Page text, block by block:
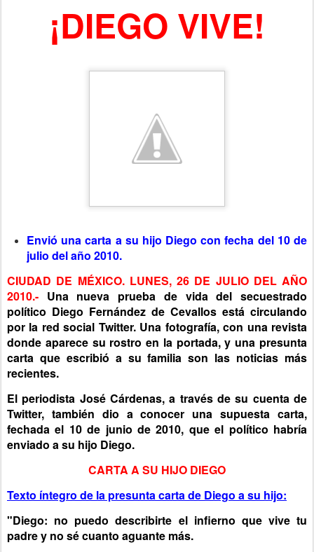
¡DIEGO VIVE!
Envió una carta a su hijo Diego con fecha del 10 de
julio del año 2010.
CIUDAD DE MÉXICO. LUNES, 26 DE JULIO DEL AÑO
2010.- Una nueva prueba de vida del secuestrado
político Diego Fernández de Cevallos está circulando
por la red social Twitter. Una fotografía, con una revista
donde aparece su rostro en la portada, y una presunta
carta que escribió a su familia son las noticias más
recientes.
El periodista José Cárdenas, a través de su cuenta de
Twitter, también dio a conocer una supuesta carta,
fechada el 10 de junio de 2010, que el político habría
enviado a su hijo Diego.
CARTA A SU HIJO DIEGO
Texto íntegro de la presunta carta de Diego a su hijo:
"Diego: no puedo describirte el infierno que vive tu
padre y no sé cuanto aguante más.